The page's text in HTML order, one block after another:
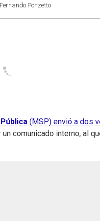
Ponzetto
(MSP) envió a dos
comunicado interno, al